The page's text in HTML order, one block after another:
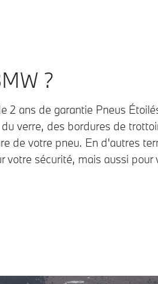
?
2 ans de garantie Pneus
verre, des bordures de
de votre pneu. En d'autres
votre sécurité, mais aussi pour